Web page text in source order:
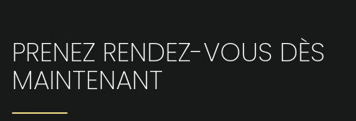
PRENEZ RENDEZ-VOUS DÈS
MAINTENANT